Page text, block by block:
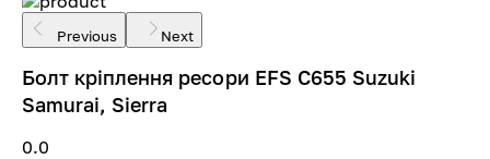
Previous Next
Болт кріплення ресори EFS C655 Suzuki
Samurai, Sierra
0.0